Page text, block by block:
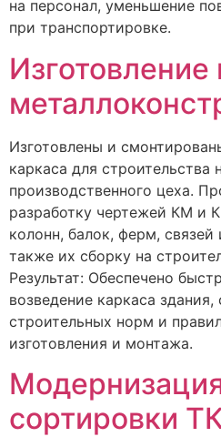
на персонал, уменьшение
при транспортировке.
Изготовлены и
каркаса для строительства
производственного цеха.
разработку чертежей КМ и
колонн, балок, ферм, связей
также их сборку на
Результат: Обеспечено
возведение каркаса
строительных норм и
изготовления и монтажа.
сортировки